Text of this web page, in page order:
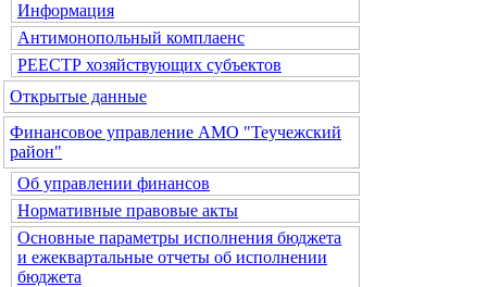
Информация
Антимонопольный комплаенс
РЕЕСТР хозяйствующих субъектов
Открытые данные
Финансовое управление АМО "Теучежский
район"
Об управлении финансов
Нормативные правовые акты
Основные параметры исполнения бюджета
и ежеквартальные отчеты об исполнении
бюджета